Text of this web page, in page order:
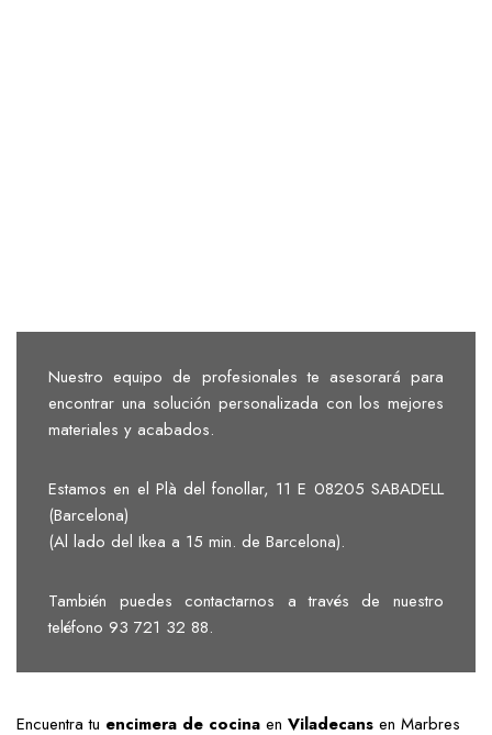
Nuestro equipo de profesionales te asesorará para
encontrar una solución personalizada con los mejores
materiales y acabados.
Estamos en el Plà del fonollar, 11 E 08205 SABADELL
(Barcelona)
(Al lado del Ikea a 15 min. de Barcelona).
También puedes contactarnos a través de nuestro
teléfono 93 721 32 88.
Encuentra tu encimera de cocina en Viladecans en Marbres